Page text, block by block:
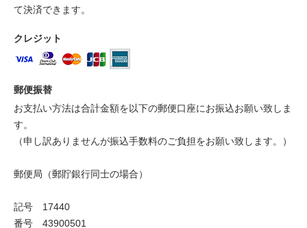
て決済できます。
クレジット
郵便振替
お支払い方法は合計金額を以下の郵便口座にお振込お願い致しま
す。
（申し訳ありませんが振込手数料のご負担をお願い致します。）
郵便局（郵貯銀行同士の場合）
記号 17440
番号 43900501